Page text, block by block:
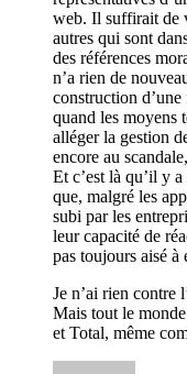
web. Il suffirait de
autres qui sont
des références
n’a rien de
construction
quand les moyens
alléger la gestion
encore au
Et c’est là qu’il y
que, malgré les
subi par les
leur capacité de
pas toujours aisé à
Je n’ai rien contre
Mais tout le
et Total, même